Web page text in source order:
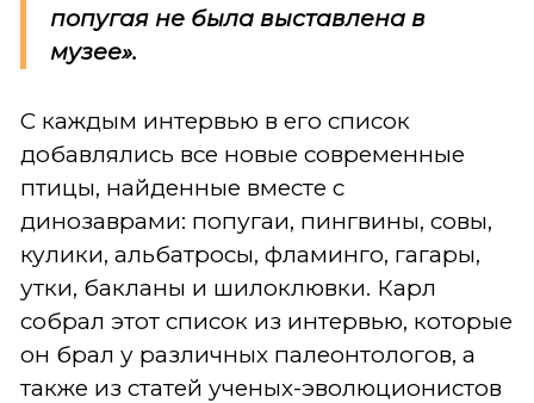
попугая не была выставлена в
музее».
С каждым интервью в его список
добавлялись все новые современные
птицы, найденные вместе с
динозаврами: попугаи, пингвины, совы,
кулики, альбатросы, фламинго, гагары,
утки, бакланы и шилоклювки. Карл
собрал этот список из интервью, которые
он брал у различных палеонтологов, а
также из статей ученых-эволюционистов